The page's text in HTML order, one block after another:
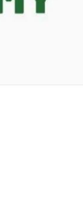
frequentes